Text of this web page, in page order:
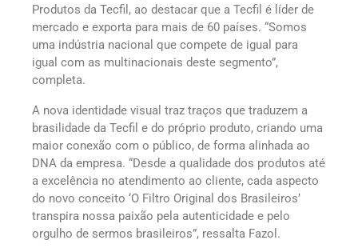
Produtos da Tecfil, ao destacar que a Tecfil é líder de
mercado e exporta para mais de 60 países. “Somos
uma indústria nacional que compete de igual para
igual com as multinacionais deste segmento”,
completa.
A nova identidade visual traz traços que traduzem a
brasilidade da Tecfil e do próprio produto, criando uma
maior conexão com o público, de forma alinhada ao
DNA da empresa. “Desde a qualidade dos produtos até
a excelência no atendimento ao cliente, cada aspecto
do novo conceito ‘O Filtro Original dos Brasileiros’
transpira nossa paixão pela autenticidade e pelo
orgulho de sermos brasileiros”, ressalta Fazol.